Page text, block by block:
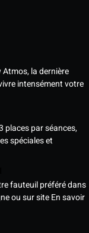
Atmos, la dernière
intensément votre
places par séances,
spéciales et
fauteuil préféré dans
ou sur siteEn savoir